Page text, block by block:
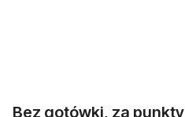
Bez gotówki, za punkty